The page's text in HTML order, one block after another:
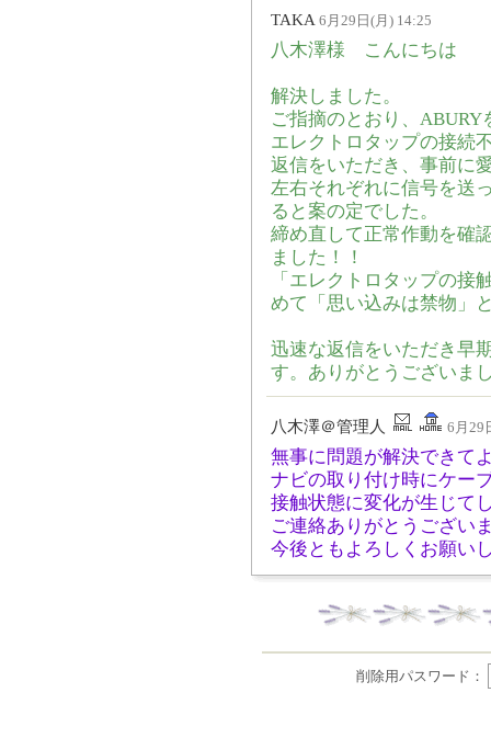
TAKA 6月29日(月) 14:25
八木澤様 こんにちは
解決しました。
ご指摘のとおり、
エレクトロタップの接続
返信をいただき、事前に
左右それぞれに信号を送
ると案の定でした。
締め直して正常作動を確
ました！！
「エレクトロタップの接
めて「思い込みは禁物」
迅速な返信をいただき早
す。ありがとうございま
八木澤＠管理人 6月29
無事に問題が解決できて
ナビの取り付け時にケー
接触状態に変化が生じて
ご連絡ありがとうござい
今後ともよろしくお願い
削除用パスワード：